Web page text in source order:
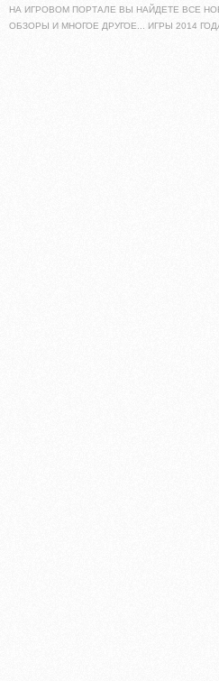
НА ИГРОВОМ ПОРТАЛЕ ВЫ НАЙДЕТЕ ВСЕ
ОБЗОРЫ И МНОГОЕ ДРУГОЕ... ИГРЫ 2014